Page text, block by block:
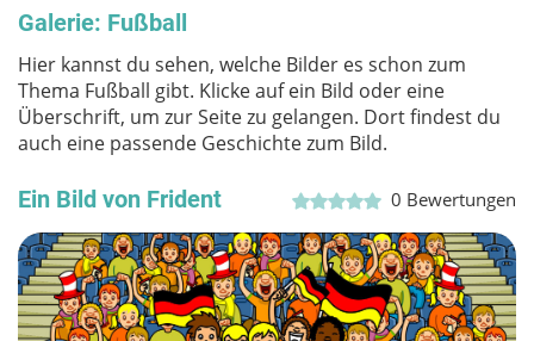
Galerie: Fußball
Hier kannst du sehen, welche Bilder es schon zum
Thema Fußball gibt. Klicke auf ein Bild oder eine
Überschrift, um zur Seite zu gelangen. Dort findest du
auch eine passende Geschichte zum Bild.
Ein Bild von Frident 0 Bewertungen